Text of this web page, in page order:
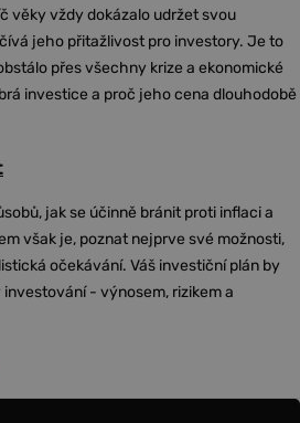
věky vždy dokázalo udržet svou
jeho přitažlivost pro investory. Je to
přes všechny krize a ekonomické
investice a proč jeho cena dlouhodobě
jak se účinně bránit proti inflaci a
však je, poznat nejprve své možnosti,
očekávání. Váš investiční plán by
- výnosem, rizikem a